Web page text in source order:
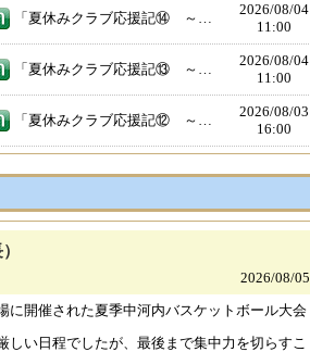
「夏休みクラブ応援記⑭ ～バドミントン部（男子）～」（校長）
2026/08/04
11:00
「夏休みクラブ応援記⑬ ～バドミントン部（女子）～」（校長）
2026/08/04
11:00
「夏休みクラブ応援記⑫ ～男子ソフトテニス部～」（校長）
2026/08/03
16:00
「夏休みクラブ応援記⑪ ～女子ソフトテニス部～」（校長）
15:00
「夏休みクラブ応援記⑩ ～ラグビー部～」（校長）
2026/07/31
09:00
13:00
2026/07/29
12:00
2026/08/05
に開催された夏季中河内バスケットボール大会
い日程でしたが、最後まで集中力を切らすこ